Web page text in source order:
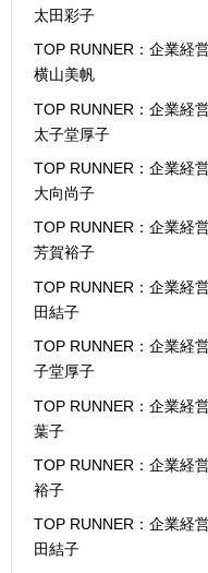
太田彩子
TOP RUNNER：企業経
横山美帆
TOP RUNNER：企業経
太子堂厚子
TOP RUNNER：企業経
大向尚子
TOP RUNNER：企業経
芳賀裕子
TOP RUNNER：企業経
田結子
TOP RUNNER：企業経
子堂厚子
TOP RUNNER：企業経
葉子
TOP RUNNER：企業経
裕子
TOP RUNNER：企業経
田結子